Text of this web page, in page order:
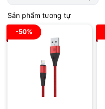
Sản phẩm tương tự
-50%